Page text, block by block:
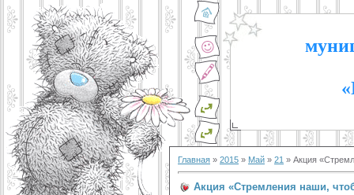
Главная » 2015 » Май » 21 » Акция
Акция «Стремления наши,